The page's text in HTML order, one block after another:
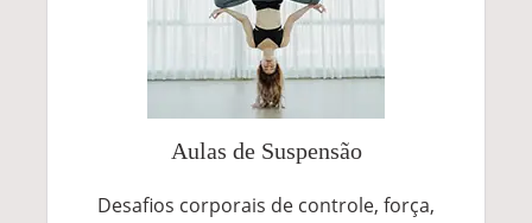
Aulas de Suspensão
Desafios corporais de controle, força,